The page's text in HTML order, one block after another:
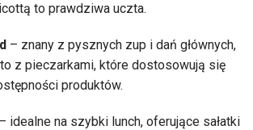
to prawdziwa uczta.
– znany z pysznych zup i dań głównych,
z pieczarkami, które dostosowują się
produktów.
– idealne na szybki lunch, oferujące sałatki